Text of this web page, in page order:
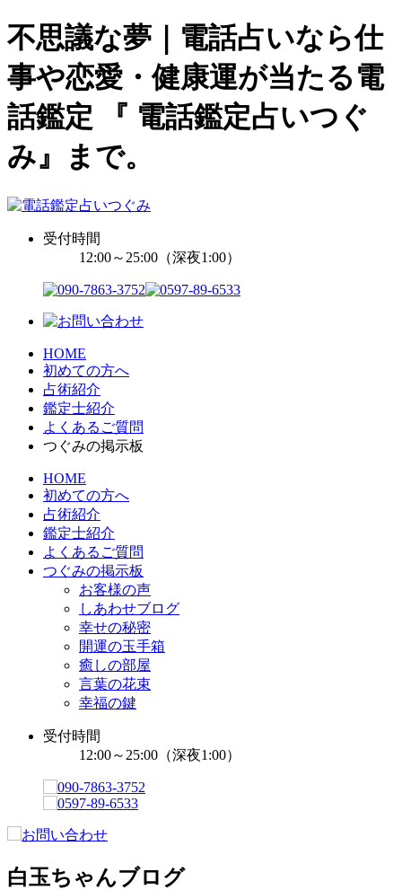
不思議な夢｜電話占いなら仕
事や恋愛・健康運が当たる電
話鑑定 『 電話鑑定占いつぐ
み』まで。
受付時間
12:00～25:00（深夜1:00）
HOME
初めての方へ
占術紹介
鑑定士紹介
よくあるご質問
つぐみの掲示板
HOME
初めての方へ
占術紹介
鑑定士紹介
よくあるご質問
つぐみの掲示板
お客様の声
しあわせブログ
幸せの秘密
開運の玉手箱
癒しの部屋
言葉の花束
幸福の鍵
受付時間
12:00～25:00（深夜1:00）
白玉ちゃんブログ